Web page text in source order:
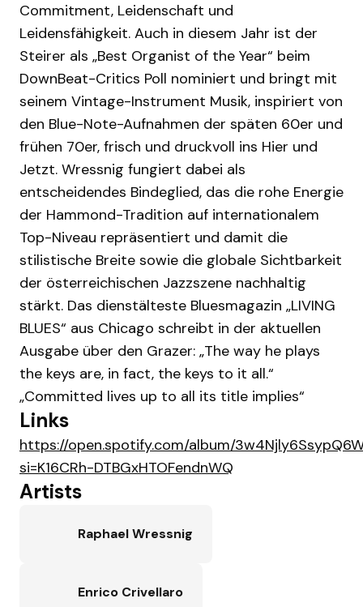
Commitment, Leidenschaft und
Leidensfähigkeit. Auch in diesem Jahr ist der
Steirer als „Best Organist of the Year“ beim
DownBeat-Critics Poll nominiert und bringt mit
seinem Vintage-Instrument Musik, inspiriert von
den Blue-Note-Aufnahmen der späten 60er und
frühen 70er, frisch und druckvoll ins Hier und
Jetzt. Wressnig fungiert dabei als
entscheidendes Bindeglied, das die rohe Energie
der Hammond-Tradition auf internationalem
Top-Niveau repräsentiert und damit die
stilistische Breite sowie die globale Sichtbarkeit
der österreichischen Jazzszene nachhaltig
stärkt. Das dienstälteste Bluesmagazin „LIVING
BLUES“ aus Chicago schreibt in der aktuellen
Ausgabe über den Grazer: „The way he plays
the keys are, in fact, the keys to it all.“
„Committed lives up to all its title implies“
Links
https://open.spotify.com/album/
si=K16CRh-DTBGxHTOFendnWQ
Artists
Raphael Wressnig
Enrico Crivellaro